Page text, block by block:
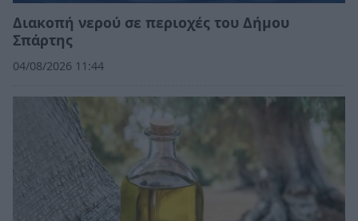
Διακοπή νερού σε περιοχές του Δήμου
Σπάρτης
04/08/2026 11:44